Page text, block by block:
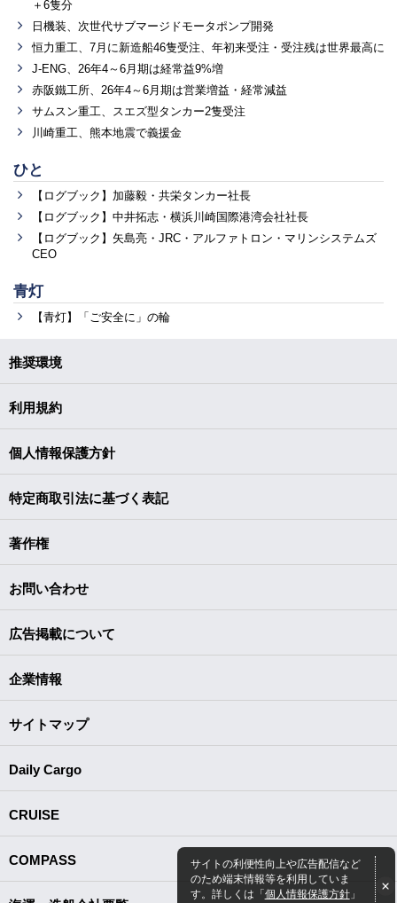
＋6隻分
日機装、次世代サブマージドモータポンプ開発
恒力重工、7月に新造船46隻受注、年初来受注・受注残は世界最高に
J-ENG、26年4～6月期は経常益9%増
赤阪鐵工所、26年4～6月期は営業増益・経常減益
サムスン重工、スエズ型タンカー2隻受注
川崎重工、熊本地震で義援金
ひと
【ログブック】加藤毅・共栄タンカー社長
【ログブック】中井拓志・横浜川崎国際港湾会社社長
【ログブック】矢島亮・JRC・アルファトロン・マリンシステムズ
CEO
青灯
【青灯】「ご安全に」の輪
サイトの利便性向上や広告配信など
のため端末情報等を利用していま
す。詳しくは「個人情報保護方針」
推奨環境
利用規約
個人情報保護方針
特定商取引法に基づく表記
著作権
お問い合わせ
広告掲載について
企業情報
サイトマップ
Daily Cargo
CRUISE
COMPASS